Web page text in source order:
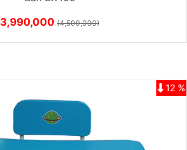
3,990,000 (4,500,000)
12 %